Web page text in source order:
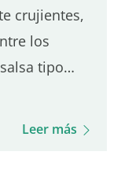
crujientes,
los
tipo
una
Leer más